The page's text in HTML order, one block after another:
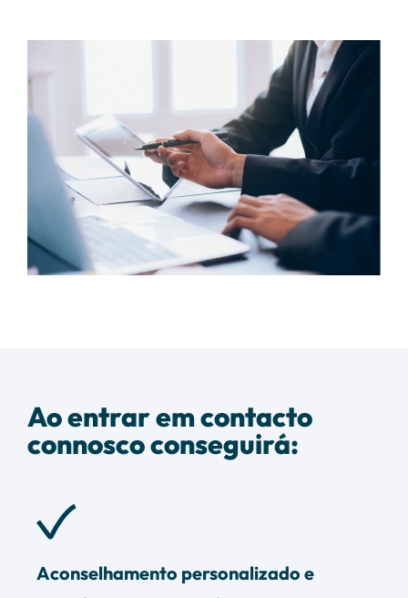
Ao entrar em contacto
connosco conseguirá:
Aconselhamento personalizado e